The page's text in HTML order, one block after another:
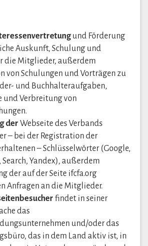
und Förderung
Auskunft, Schulung und
die Mitglieder, außerdem
von Schulungen und Vorträgen zu
und Buchhalteraufgaben,
und Verbreitung von
der Webseite des Verbands
– bei der Registration der
– Schlüsselwörter (Google,
Search, Yandex), außerdem
der auf der Seite ifcfa.org
Anfragen an die Mitglieder.
findet in seiner
das
und/oder das
das in dem Land aktiv ist, in